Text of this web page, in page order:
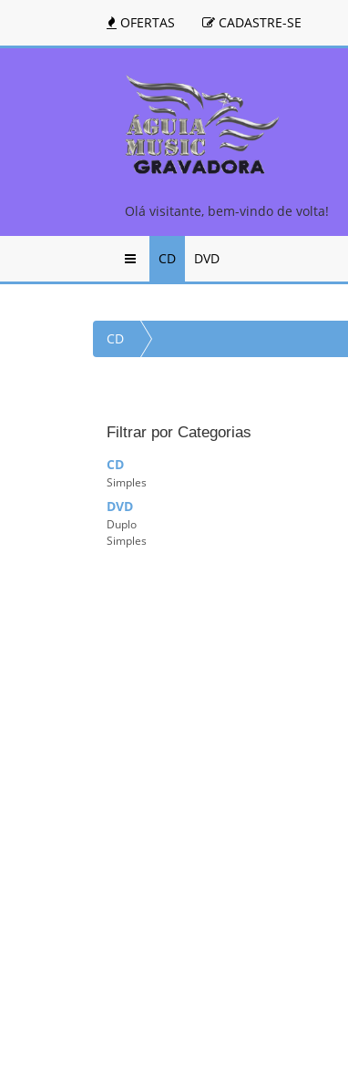
OFERTAS CADASTRE-SE
Olá visitante, bem-vindo de volta!
CD DVD
CD
Filtrar por Categorias
CD
Simples
DVD
Duplo
Simples